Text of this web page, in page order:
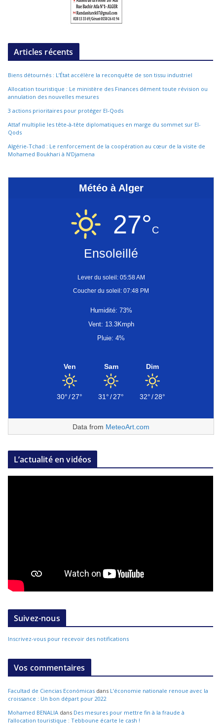
Articles récents
Biens détournés : L’État accélère la reconquête de son tissu industriel
Allocation touristique : Le ministère des Finances dément toute révision ou
annulation des nouvelles mesures
3 actions prioritaires pour protéger El-Qods
Attaf multiplie les tête-à-tête diplomatiques en marge du sommet sur El-
Qods
Algérie-Tchad : Le renforcement de la coopération au cœur de la visite de
Mohamed Boukhari à N’Djamena
Météo à Alger
27°C
Ensoleillé
Lever du soleil: 05:58 AM
Coucher du soleil: 07:48 PM
Humidité: 73%
Vent: 13.3Kmph
Pluie: 4%
Ven
30°/27°
Sam
31°/27°
Dim
32°/28°
Data from MeteoArt.com
L’actualité en vidéos
Suivez-nous
Inscrivez-vous pour recevoir des notifications
Vos commentaires
Facultad de Ciencias Económicas dans L’économie nationale renoue avec la
croissance : Un bon départ pour 2022
Mohamed BENALIA dans Des mesures pour mettre fin à la fraude à
l’allocation touristique : Tebboune écarte le cash !